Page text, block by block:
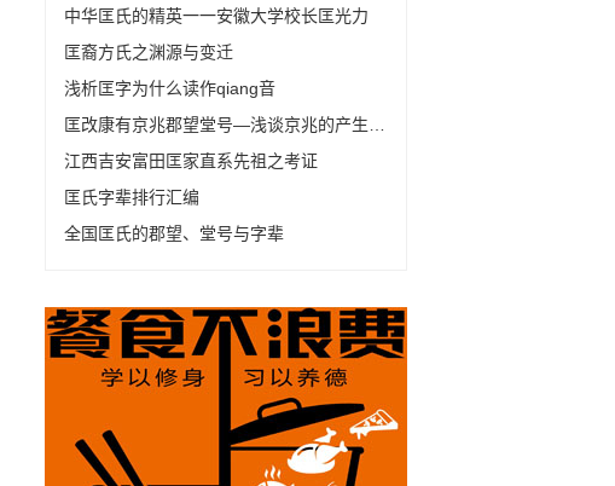
中华匡氏的精英一一安徽大学校长匡光力
匡裔方氏之渊源与变迁
浅析匡字为什么读作qiang音
江西吉安富田匡家直系先祖之考证
匡氏字辈排行汇编
全国匡氏的郡望、堂号与字辈